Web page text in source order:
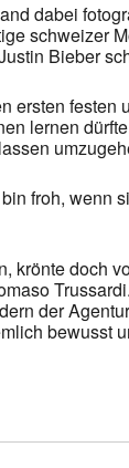
dabei
schweizer
Bieber
ersten festen
lernen
froh, wenn
krönte doch
der
bewusst